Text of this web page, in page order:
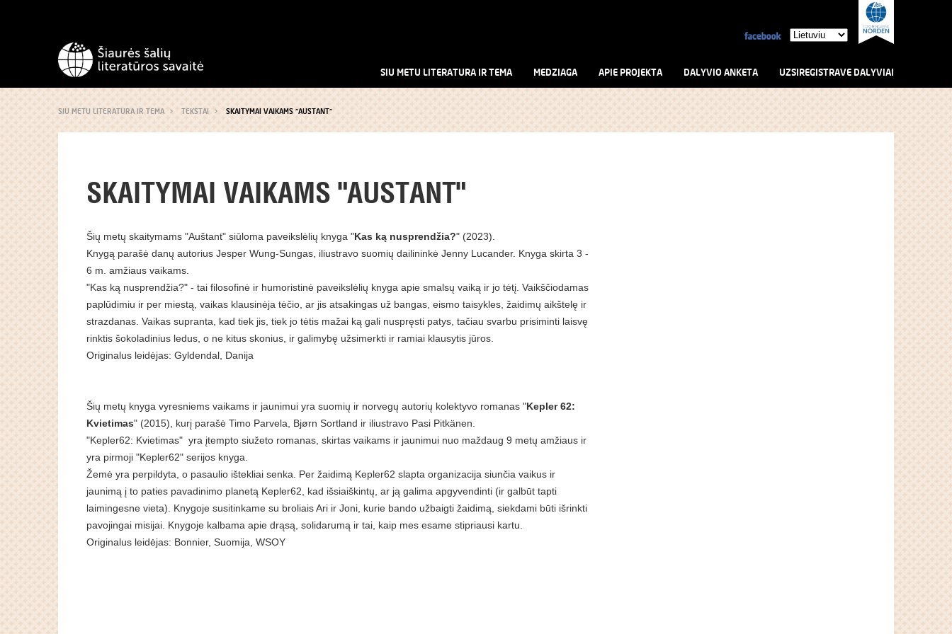
SIU METU LITERATURA IR TEMA MEDZIAGA APIE PROJEKTA DALYVIO ANKETA UZSIREGISTRAVE DALYVIAI
SIU METU LITERATURA IR TEMA TEKSTAI SKAITYMAI VAIKAMS "AUSTANT"
SKAITYMAI VAIKAMS "AUSTANT"
Šių metų skaitymams "Auštant" siūloma paveikslėlių knyga "Kas ką nusprendžia?" (2023).
Knygą parašė danų autorius Jesper Wung-Sungas, iliustravo suomių dailininkė Jenny Lucander. Knyga skirta 3 -
6 m. amžiaus vaikams.
"Kas ką nusprendžia?" - tai filosofinė ir humoristinė paveikslėlių knyga apie smalsų vaiką ir jo tėtį. Vaikščiodamas
paplūdimiu ir per miestą, vaikas klausinėja tėčio, ar jis atsakingas už bangas, eismo taisykles, žaidimų aikštelę ir
strazdanas. Vaikas supranta, kad tiek jis, tiek jo tėtis mažai ką gali nuspręsti patys, tačiau svarbu prisiminti laisvę
rinktis šokoladinius ledus, o ne kitus skonius, ir galimybę užsimerkti ir ramiai klausytis jūros.
Originalus leidėjas: Gyldendal, Danija
Šių metų knyga vyresniems vaikams ir jaunimui yra suomių ir norvegų autorių kolektyvo romanas "Kepler 62:
Kvietimas" (2015), kurį parašė Timo Parvela, Bjørn Sortland ir iliustravo Pasi Pitkänen.
"Kepler62: Kvietimas" yra įtempto siužeto romanas, skirtas vaikams ir jaunimui nuo maždaug 9 metų amžiaus ir
yra pirmoji "Kepler62" serijos knyga.
Žemė yra perpildyta, o pasaulio ištekliai senka. Per žaidimą Kepler62 slapta organizacija siunčia vaikus ir
jaunimą į to paties pavadinimo planetą Kepler62, kad išsiaiškintų, ar ją galima apgyvendinti (ir galbūt tapti
laimingesne vieta). Knygoje susitinkame su broliais Ari ir Joni, kurie bando užbaigti žaidimą, siekdami būti išrinkti
pavojingai misijai. Knygoje kalbama apie drąsą, solidarumą ir tai, kaip mes esame stipriausi kartu.
Originalus leidėjas: Bonnier, Suomija, WSOY